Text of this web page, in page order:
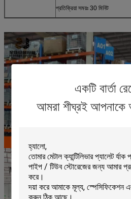
একটি বার্তা
আমরা শীঘ্রই
প্রতিক্রিয়া সময়ঃ 30 মিনিট